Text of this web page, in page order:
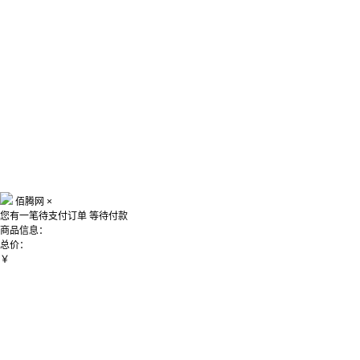
佰腾网 ×
您有一笔待支付订单 等待付款
商品信息：
总价：
￥